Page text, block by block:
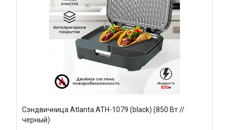
Сэндвичница Atlanta ATH-1079 (black) (850 Вт //
черный)